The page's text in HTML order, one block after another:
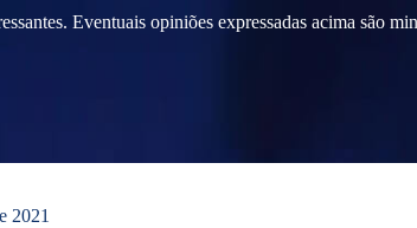
Eventuais opiniões expressadas acima são
2021